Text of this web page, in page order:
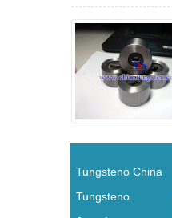
Tungsteno China
Tungsteno